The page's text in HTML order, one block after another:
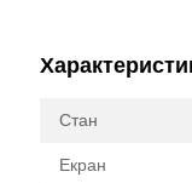
Стан
Екран